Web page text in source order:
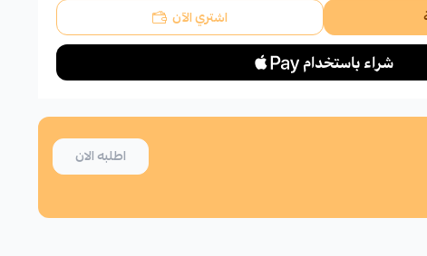
اشتري الآن
اطلبه الان